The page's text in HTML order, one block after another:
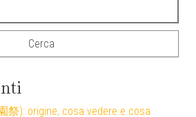
祭): origine, cosa vedere e cosa